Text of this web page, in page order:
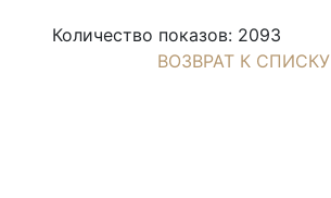
Количество показов: 2093
ВОЗВРАТ К СПИСКУ